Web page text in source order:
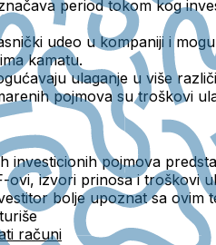
period tokom kog
udeo u kompaniji i
kamatu.
ulaganje u više
pojmova sutroškovi
investicionih pojmova
ovi, izvori prinosa i troškovi
bolje upoznat sa ovim
računi